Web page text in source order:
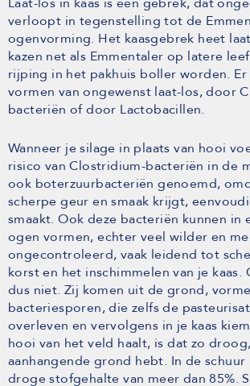
verloopt in tegenstelling tot de
ogenvorming. Het kaasgebrek heet
kazen net als Emmentaler op latere
rijping in het pakhuis boller worden.
vormen van ongewenst laat-los, door
bacteriën of door Lactobacillen.
Wanneer je silage in plaats van hooi
risico van Clostridium-bacteriën in de
ook boterzuurbacteriën genoemd,
scherpe geur en smaak krijgt,
smaakt. Ook deze bacteriën kunnen in
ogen vormen, echter veel wilder en
ongecontroleerd, vaak leidend tot
korst en het inschimmelen van je kaas.
dus niet. Zij komen uit de grond,
bacteriesporen, die zelfs de
overleven en vervolgens in je kaas
hooi van het veld haalt, is dat zo
aanhangende grond hebt. In de
droge stofgehalte van meer dan 85%.